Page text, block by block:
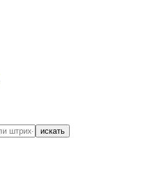
искать